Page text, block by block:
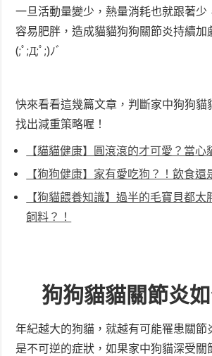
一旦活動量變少，熱量消耗也就跟著少
容易肥胖，造成貓貓狗狗關節炎持續加
(;ﾟ;Д;ﾟ;)ﾉﾞ
快來看看這幾篇文章，判斷家中狗狗貓
找出減重策略喔！
【貓貓健康】圓滾滾的才可愛？當心
【狗狗健康】家有愛吃狗？！飲食還
【狗貓餵養知識】過半的毛寶貝都
飼料？！
狗狗貓貓關節炎
年紀越大的狗貓，就越有可能罹患關節
是不可逆的症狀，如果家中狗貓深受關